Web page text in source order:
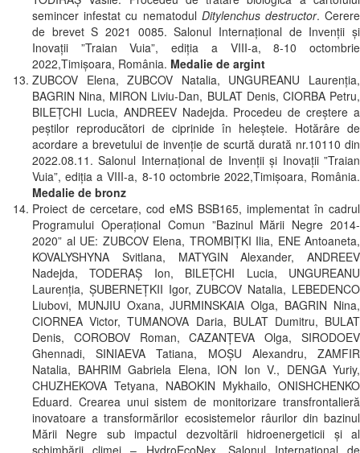
semincer infestat cu nematodul Ditylenchus destructor. Cerere
de brevet S 2021 0085. Salonul Internațional de Invenții și
Inovații ”Traian Vuia”, ediția a VIII-a, 8-10 octombrie
2022,Timișoara, România. Medalie de argint
ZUBCOV Elena, ZUBCOV Natalia, UNGUREANU Laurenţia,
BAGRIN Nina, MIRON Liviu-Dan, BULAT Denis, CIORBA Petru,
BILEŢCHI Lucia, ANDREEV Nadejda. Procedeu de creştere a
peştilor reproducători de ciprinide în heleşteie. Hotărâre de
acordare a brevetului de invenţie de scurtă durată nr.10110 din
2022.08.11. Salonul Internațional de Invenții și Inovații ”Traian
Vuia”, ediția a VIII-a, 8-10 octombrie 2022,Timișoara, România.
Medalie de bronz
Proiect de cercetare, cod eMS BSB165, implementat în cadrul
Programului Operațional Comun ”Bazinul Mării Negre 2014-
2020” al UE: ZUBCOV Elena, TROMBIȚKI Ilia, ENE Antoaneta,
KOVALYSHYNA Svitlana, MATYGIN Alexander, ANDREEV
Nadejda, TODERAȘ Ion, BILEȚCHI Lucia, UNGUREANU
Laurenția, ȘUBERNEȚKII Igor, ZUBCOV Natalia, LEBEDENCO
Liubovi, MUNJIU Oxana, JURMINSKAIA Olga, BAGRIN Nina,
CIORNEA Victor, TUMANOVA Daria, BULAT Dumitru, BULAT
Denis, COROBOV Roman, CAZANȚEVA Olga, SIRODOEV
Ghennadi, SINIAEVA Tatiana, MOȘU Alexandru, ZAMFIR
Natalia, BAHRIM Gabriela Elena, ION Ion V., DENGA Yuriy,
CHUZHEKOVA Tetyana, NABOKIN Mykhailo, ONISHCHENKO
Eduard. Crearea unui sistem de monitorizare transfrontalieră
inovatoare a transformărilor ecosistemelor râurilor din bazinul
Mării Negre sub impactul dezvoltării hidroenergeticii și al